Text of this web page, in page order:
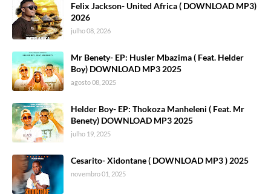
Felix Jackson- United Africa ( DOWNLOAD MP3)
2026
julho 08, 2026
Mr Benety- EP: Husler Mbazima ( Feat. Helder
Boy) DOWNLOAD MP3 2025
agosto 08, 2025
Helder Boy- EP: Thokoza Manheleni ( Feat. Mr
Benety) DOWNLOAD MP3 2025
julho 19, 2025
Cesarito- Xidontane ( DOWNLOAD MP3 ) 2025
novembro 01, 2025